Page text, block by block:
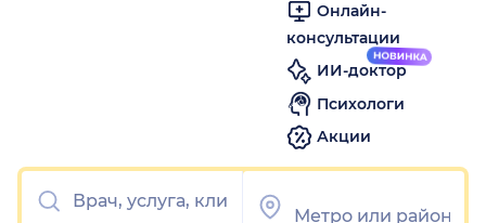
Онлайн-
консультации
ИИ-доктор
Психологи
Акции